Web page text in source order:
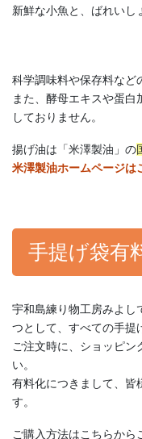
新鮮な小魚と、ばれいし
科学調味料や保存料など
また、酵母エキスや蛋
しておりません。
揚げ油は「米澤製油」の
米澤製油ホームページは
手提げ袋有
宇和島練り物工房みよし
つとして、すべての手提
ご注文時に、ショッピン
い。
有料化につきまして、皆
す。
ご購入方法はこちらから